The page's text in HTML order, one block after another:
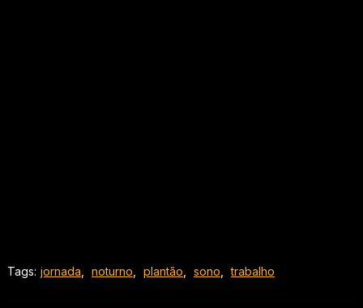
Tags: jornada noturno plantão sono trabalho